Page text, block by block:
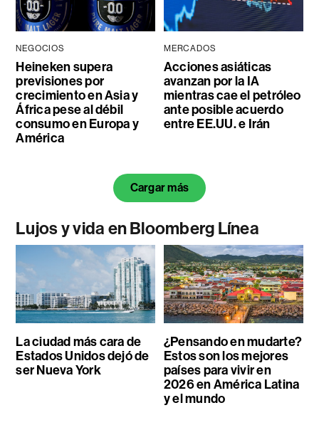
NEGOCIOS
Heineken supera
previsiones por
crecimiento en Asia y
África pese al débil
consumo en Europa y
América
MERCADOS
Acciones asiáticas
avanzan por la IA
mientras cae el petróleo
ante posible acuerdo
entre EE.UU. e Irán
Cargar más
Lujos y vida en Bloomberg Línea
La ciudad más cara de
Estados Unidos dejó de
ser Nueva York
¿Pensando en mudarte?
Estos son los mejores
países para vivir en
2026 en América Latina
y el mundo